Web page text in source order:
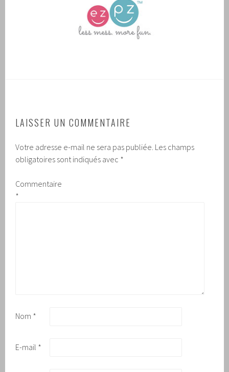
LAISSER UN COMMENTAIRE
Votre adresse e-mail ne sera pas publiée. Les champs
obligatoires sont indiqués avec *
Commentaire
*
Nom *
E-mail *